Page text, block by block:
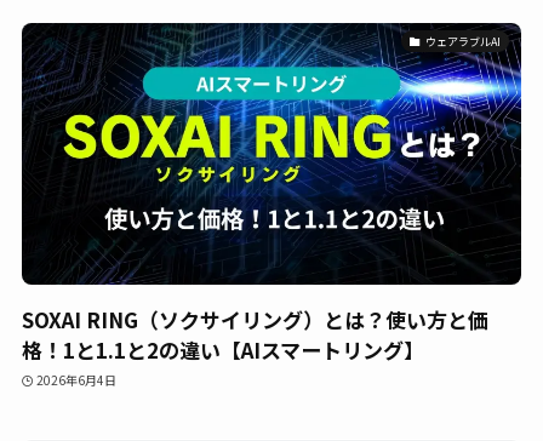
ウェアラブルAI
SOXAI RING（ソクサイリング）とは？使い方と価
格！1と1.1と2の違い【AIスマートリング】
2026年6月4日